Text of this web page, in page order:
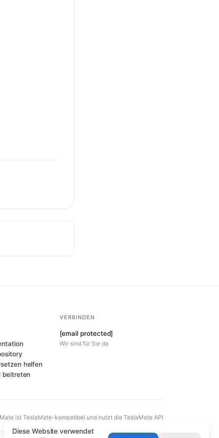
Diese Website verwendet
helfen
beitreten
VERBINDEN
[email protected]
Wir sind für Sie da
ist TeslaMate-kompatibel und nutzt die TeslaMate API